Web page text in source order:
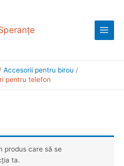
Menu
Accesorii pentru birou
pentru telefon
produs care să se
ta.